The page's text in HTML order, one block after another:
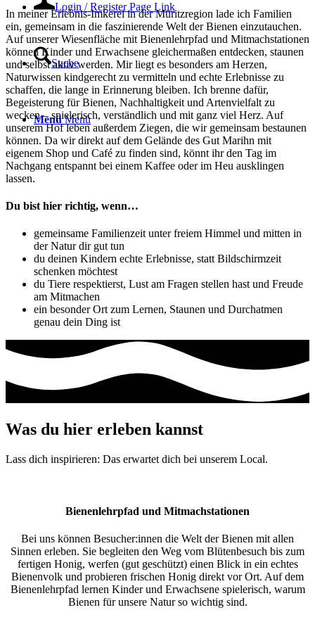
Login / Register Page Link
Suche
Menü Menü
In meiner Erlebnis-Imkerei in der Müritzregion lade ich Familien
ein, gemeinsam in die faszinierende Welt der Bienen einzutauchen.
Auf unserer Wiesenfläche mit Bienenlehrpfad und Mitmachstationen
können Kinder und Erwachsene gleichermaßen entdecken, staunen
und selbst aktiv werden. Mir liegt es besonders am Herzen,
Naturwissen kindgerecht zu vermitteln und echte Erlebnisse zu
schaffen, die lange in Erinnerung bleiben. Ich brenne dafür,
Begeisterung für Bienen, Nachhaltigkeit und Artenvielfalt zu
wecken – spielerisch, verständlich und mit ganz viel Herz. Auf
unserem Hof leben außerdem Ziegen, die wir gemeinsam bestaunen
können. Da wir direkt auf dem Gelände des Gut Marihn mit
eigenem Shop und Café zu finden sind, könnt ihr den Tag im
Nachgang entspannt bei einem Kaffee oder im Heu ausklingen
lassen.
Du bist hier richtig, wenn…
gemeinsame Familienzeit unter freiem Himmel und mitten in
der Natur dir gut tun
du deinen Kindern echte Erlebnisse, statt Bildschirmzeit
schenken möchtest
du Tiere respektierst, Lust am Fragen stellen hast und Freude
am Mitmachen
ein besonder Ort zum Lernen, Staunen und Durchatmen
genau dein Ding ist
Was du hier erleben kannst
Lass dich inspirieren: Das erwartet dich bei unserem Local.
Bienenlehrpfad und Mitmachstationen
Bei uns können Besucher:innen die Welt der Bienen mit allen
Sinnen erleben. Sie begleiten den Weg vom Blütenbesuch bis zum
fertigen Honig, werfen (gut geschützt) einen Blick in ein echtes
Bienenvolk und probieren frischen Honig direkt vor Ort. Auf dem
Bienenlehrpfad lernen Kinder und Erwachsene spielerisch, warum
Bienen für unsere Natur so wichtig sind.